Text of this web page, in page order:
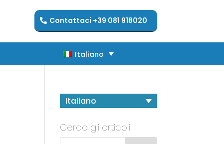
Contattaci +39 081 918020
Italiano
Italiano
Italiano
Cerca gli articoli